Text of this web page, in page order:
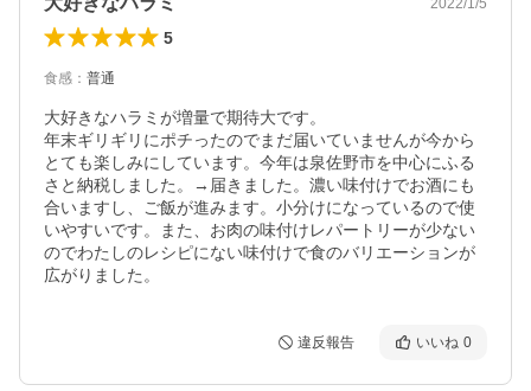
5
食感 ： 普通
大好きなハラミが増量で期待大です。
年末ギリギリにポチったのでまだ届いていませんが今から
とても楽しみにしています。今年は泉佐野市を中心にふる
さと納税しました。→届きました。濃い味付けでお酒にも
合いますし、ご飯が進みます。小分けになっているので使
いやすいです。また、お肉の味付けレパートリーが少ない
のでわたしのレシピにない味付けで食のバリエーションが
広がりました。
違反報告 いいね 0